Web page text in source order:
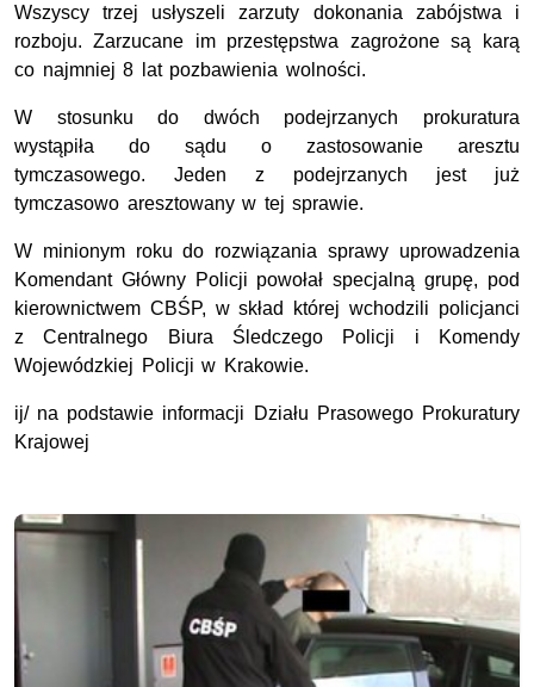
Wszyscy trzej usłyszeli zarzuty dokonania zabójstwa i
rozboju. Zarzucane im przestępstwa zagrożone są karą
co najmniej 8 lat pozbawienia wolności.
W stosunku do dwóch podejrzanych prokuratura
wystąpiła do sądu o zastosowanie aresztu
tymczasowego. Jeden z podejrzanych jest już
tymczasowo aresztowany w tej sprawie.
W minionym roku do rozwiązania sprawy uprowadzenia
Komendant Główny Policji powołał specjalną grupę, pod
kierownictwem CBŚP, w skład której wchodzili policjanci
z Centralnego Biura Śledczego Policji i Komendy
Wojewódzkiej Policji w Krakowie.
ij/ na podstawie informacji Działu Prasowego Prokuratury
Krajowej